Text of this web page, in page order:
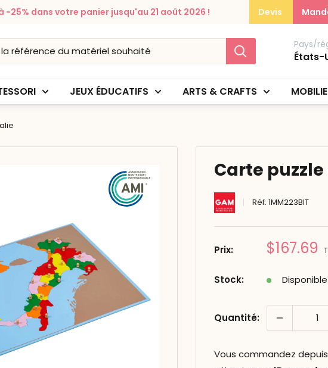
-25% dans votre panier jusqu'au 21 août 2026 ! Devis
Pays/
États-
JEUX ÉDUCATIFS ARTS & CRAFTS
Carte
Réf: 1MM223BIT
Prix: Prix
$167.69
Stock: Disponible
Quantité:
Vous commandez